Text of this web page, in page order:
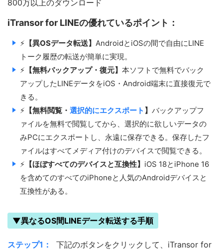
800万以上のダウンロード
iTransor for LINEの優れているポイント：
⚡ 【異OSデータ転送】 AndroidとiOSの間で自由にLINE
トーク履歴の転送が簡単に実現。
⚡ 【無料バックアップ・復元】 本ソフトで無料でバック
アップしたLINEデータをiOS・Android端末に直接復元で
きる。
⚡ 【無料閲覧・ 選択的にエクスポート 】 バックアップフ
ァイルを無料で閲覧してから、選択的に欲しいデータの
みPCにエクスポートし、永遠に保存できる。保存したフ
ァイルはすべてメディア付けのデバイスで閲覧できる。
⚡ 【ほぼすべてのデバイスと互換性】 iOS 18とiPhone 16
を含めてのすべてのiPhoneと人気のAndroidデバイスと
互換性がある。
▼異なるOS間LINEデータ転送する手順
ステップ1：
下記のボタンをクリックして、iTransor for